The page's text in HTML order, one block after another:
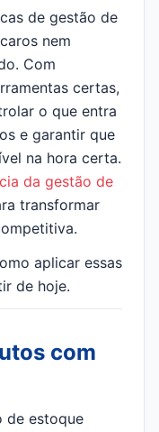
de gestão de
nem
Com
certas,
o que entra
e garantir que
na hora certa.
da gestão de
transformar
aplicar essas
de hoje.
com
de estoque